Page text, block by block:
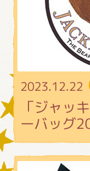
2023.12.22
「ジャッ
ーバッグ
グッ
ミュ
おた